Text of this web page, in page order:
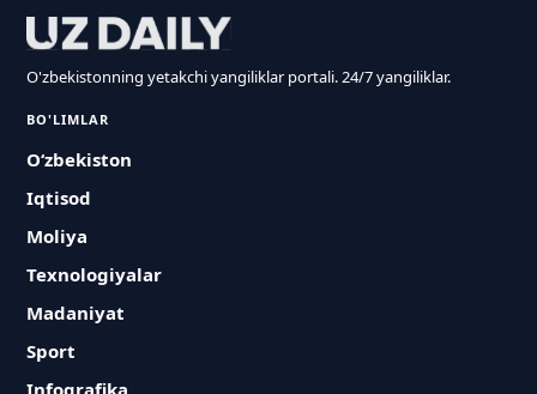
O'zbekistonning yetakchi yangiliklar portali. 24/7 yangiliklar.
BO'LIMLAR
O‘zbekiston
Iqtisod
Moliya
Texnologiyalar
Madaniyat
Sport
Infografika